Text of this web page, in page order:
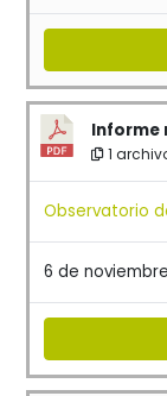
Informe
1
Observatorio
6 de